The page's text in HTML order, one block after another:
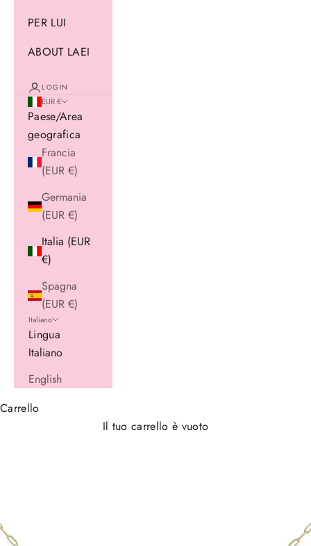
PER LUI
ABOUT LAEI
LOGIN
EUR €
Paese/Area
geografica
Francia
(EUR €)
Germania
(EUR €)
Italia (EUR
€)
Spagna
(EUR €)
Italiano
Lingua
Italiano
English
Carrello
Il tuo carrello è vuoto